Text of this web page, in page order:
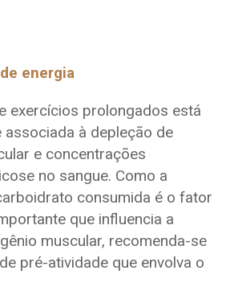
energia
exercícios prolongados está
à depleção de
e concentrações
no sangue. Como a
consumida é o fator
que influencia a
muscular, recomenda-se
pré-atividade que envolva o